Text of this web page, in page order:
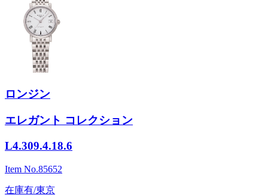
ロンジン
エレガント コレクション
L4.309.4.18.6
Item No.85652
在庫有/東京